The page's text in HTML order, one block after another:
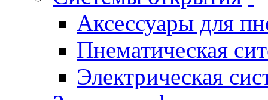
Аксессуары для
Пнематическая
Электрическая